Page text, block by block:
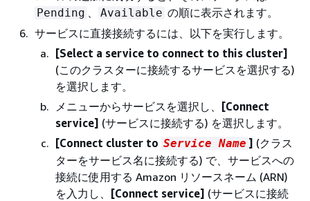
Pending Available の順に表示されます。
サービスに直接接続するには、以下を実行します。
[Select a service to connect to this cluster]
(このクラスターに接続するサービスを選択する)
を選択します。
メニューからサービスを選択し、 [Connect
service] (サービスに接続する) を選択します。
[Connect cluster to Service Name ] (クラス
ターをサービス名に接続する) で、サービスへの
接続に使用する Amazon リソースネーム (ARN)
を入力し、 [Connect service] (サービスに接続